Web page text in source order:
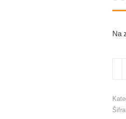
Na
139
x